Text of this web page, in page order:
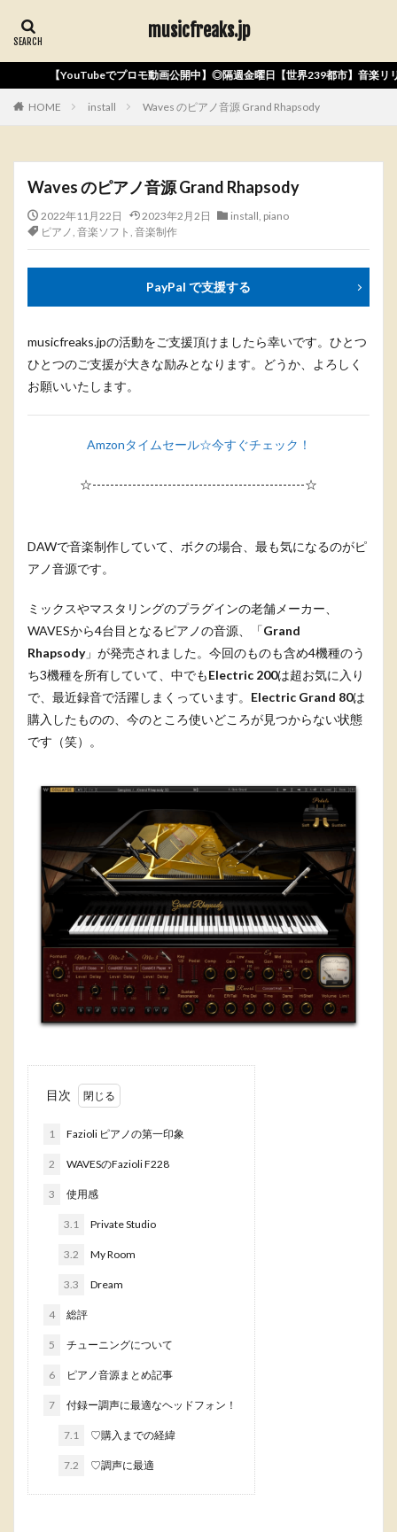
musicfreaks.jp
モ動画公開中】◎隔週金曜日【世界239都市】音楽リリース◎Apple Music、
HOME install Waves のピアノ音源 Grand Rhapsody
Waves のピアノ音源 Grand Rhapsody
2022年11月22日 2023年2月2日 install, piano
ピアノ, 音楽ソフト , 音楽制作
PayPal で支援する
musicfreaks.jpの活動をご支援頂けましたら幸いです。ひとつ
ひとつのご支援が大きな励みとなります。どうか、よろしく
お願いいたします。
Amzonタイムセール☆今すぐチェック！
☆------------------------------------------------☆
DAWで音楽制作していて、ボクの場合、最も気になるのがピ
アノ音源です。
ミックスやマスタリングのプラグインの老舗メーカー、
WAVESから4台目となるピアノの音源、「Grand
Rhapsody」が発売されました。今回のものも含め4機種のう
ち3機種を所有していて、中でもElectric 200は超お気に入り
で、最近録音で活躍しまくっています。 Electric Grand 80は
購入したものの、今のところ使いどころが見つからない状態
です（笑）。
目次
1 Fazioli ピアノの第一印象
2 WAVESのFazioli F228
3 使用感
3.1 Private Studio
3.2 My Room
3.3 Dream
4 総評
5 チューニングについて
6 ピアノ音源まとめ記事
7 付録ー調声に最適なヘッドフォン！
7.1 ♡購入までの経緯
7.2 ♡調声に最適